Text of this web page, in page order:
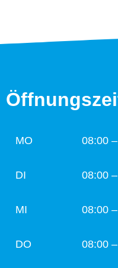
MO 08:00
DI 08:00
MI 08:00
DO 08:00